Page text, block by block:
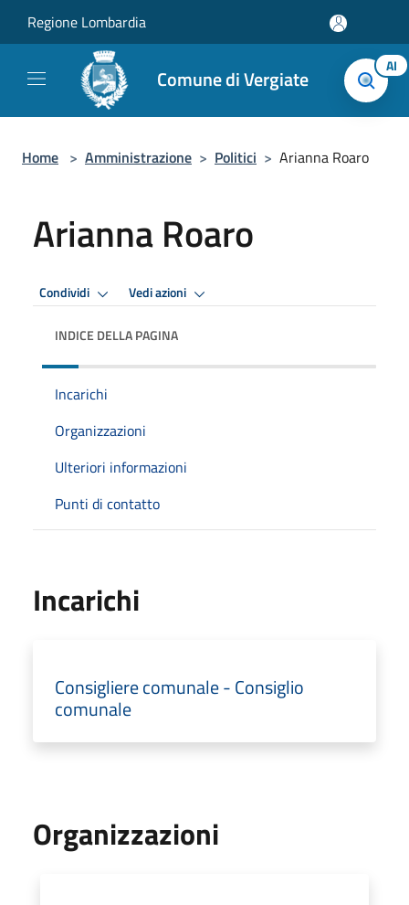
Regione Lombardia
Comune di Vergiate AI
Home > Amministrazione > Politici > Arianna Roaro
Arianna Roaro
Condividi Vedi azioni
INDICE DELLA PAGINA
Incarichi
Organizzazioni
Ulteriori informazioni
Punti di contatto
Incarichi
Consigliere comunale - Consiglio
comunale
Organizzazioni